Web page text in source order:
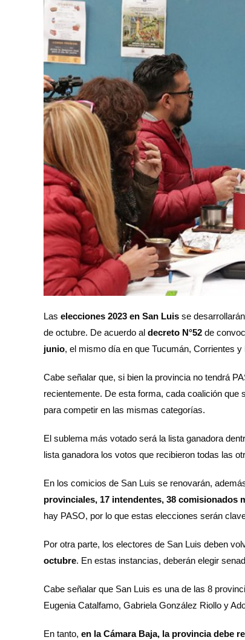
Las elecciones 2023 en San Luis se
de octubre. De acuerdo al decreto N°52 de
junio, el mismo día en que Tucumán, Corrientes y
Cabe señalar que, si bien la provincia no tendrá
recientemente. De esta forma, cada coalición
para competir en las mismas categorías.
El sublema más votado será la lista ganadora
lista ganadora los votos que recibieron todas las
En los comicios de San Luis se renovarán,
provinciales, 17 intendentes, 38 comisionados
hay PASO, por lo que estas elecciones serán
Por otra parte, los electores de San Luis deben
octubre. En estas instancias, deberán elegir
Cabe señalar que San Luis es una de las 8
Eugenia Catalfamo, Gabriela González Riollo y
En tanto, en la Cámara Baja, la provincia debe